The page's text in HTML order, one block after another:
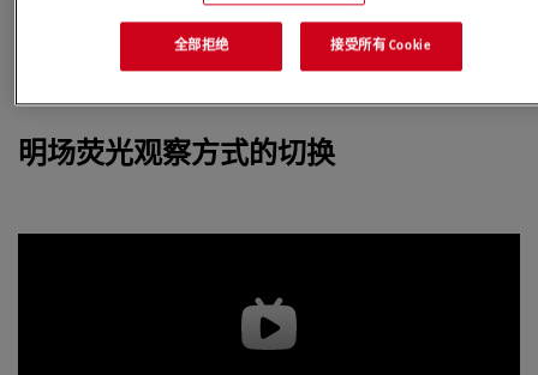
明场荧光观察方式的切换
全部拒绝 接受所有 Cookie